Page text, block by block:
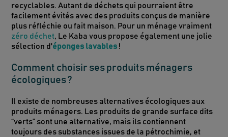
recyclables. Autant de déchets qui pourraient être
facilement évités avec des produits conçus de manière
plus réfléchie ou fait maison. Pour un ménage vraiment
zéro déchet, Le Kaba vous propose également une jolie
sélection d'éponges lavables !
Comment choisir ses produits ménagers
écologiques ?
Il existe de nombreuses alternatives écologiques aux
produits ménagers. Les produits de grande surface dits
“verts” sont une alternative, mais ils contiennent
toujours des substances issues de la pétrochimie, et